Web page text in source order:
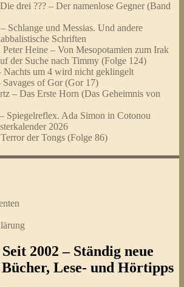
drei ??? – Der namenlose Gegner (Band
Schlange und Messias. Und andere
Schriften
Peter Heine – Von Mesopotamien zum Irak
der Suche nach Timmy (Folge 124)
um 4 wird nicht geklingelt
Savages of Gor (Gor 17)
– Das Erste Horn (Das Geheimnis von
Spiegelreflex. Ada Simon in Cotonou
2026
der Tongs (Folge 86)
2002 – Ständig neue
Bücher, Lese- und Hörtipps